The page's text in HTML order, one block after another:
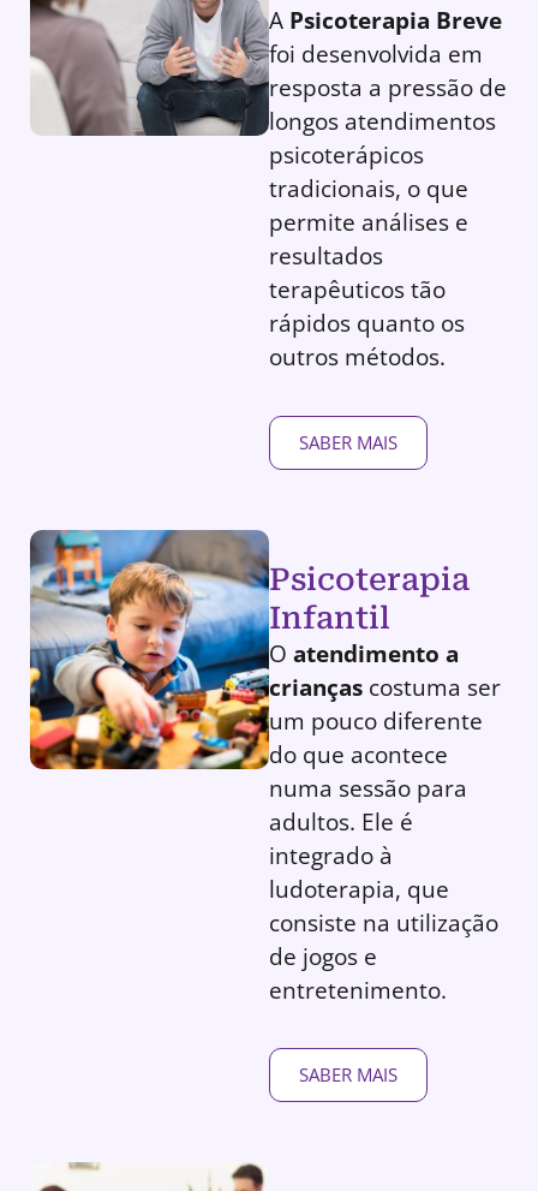
A Psicoterapia Breve
foi desenvolvida em
resposta a pressão de
longos atendimentos
psicoterápicos
tradicionais, o que
permite análises e
resultados
terapêuticos tão
rápidos quanto os
outros métodos.
SABER MAIS
Psicoterapia
Infantil
O atendimento a
crianças costuma ser
um pouco diferente
do que acontece
numa sessão para
adultos. Ele é
integrado à
ludoterapia, que
consiste na utilização
de jogos e
entretenimento.
SABER MAIS